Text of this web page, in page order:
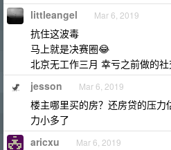
littleangel Mar 6, 2019
抗住这波毒
马上就是决赛圈😂
北京无工作三月 幸亏之前做的
jesson Mar 6, 2019
楼主哪里买的房？还房贷的压
力小多了
aricxu Mar 6, 2019